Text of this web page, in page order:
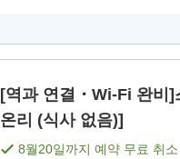
[역과 연결・Wi-Fi 완비
온리 (식사 없음)]
8월20일까지 예약 무료 취